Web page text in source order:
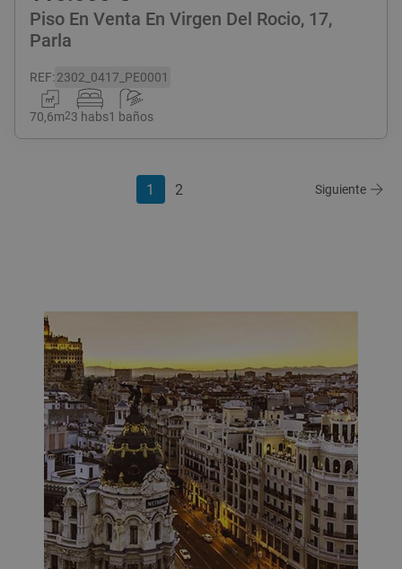
Piso En Venta En Virgen Del Rocio, 17,
Parla
REF:2302_0417_PE0001
70,6m23 habs1 baños
1 2 Siguiente